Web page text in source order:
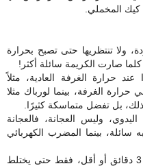
المخملي.
ولا تنتظريها حتى تصبح بحرارة
كلما صارت الكريمة سائلة أكثر!
حرارة الغرفة العادية، مثلاً
الغرفة، بينما لورباك مثلا
بل تفضل متماسكة كثيرًا.
وليس العجانة، فالعجانة
بينما المضرب الكهربائي
- اخفقي الزبدة مع الجبنة لمدة 3 دقائق أو أقل، فقط حتى يختلط